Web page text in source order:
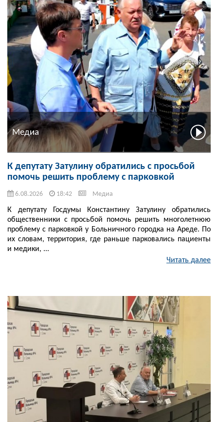
Медиа
К депутату Затулину обратились с просьбой
помочь решить проблему с парковкой
6.08.2026 18:42 Медиа
К депутату Госдумы Константину Затулину обратились
общественники с просьбой помочь решить многолетнюю
проблему с парковкой у Больничного городка на Ареде. По
их словам, территория, где раньше парковались пациенты
и медики, ...
Читать далее